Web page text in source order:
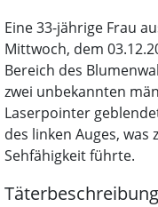
Eine 33-jährige Frau
Mittwoch, dem
Bereich des
zwei unbekannten
Laserpointer
des linken Auges,
Sehfähigkeit führte.